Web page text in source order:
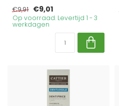
€9,91 €9,01
Op voorraad. Levertijd 1 - 3
werkdagen